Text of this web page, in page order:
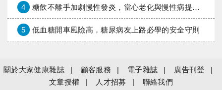
4 糖飲不離手加劇慢性發炎，當心老化與慢性病提早報到
5 低血糖開車風險高，糖尿病友上路必學的安全守則
關於大家健康雜誌 顧客服務 電子雜誌
廣告刊登
文章授權
人才招募 聯絡我們